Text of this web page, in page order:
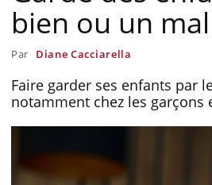
bien ou un mal
Par Diane Cacciarella
Faire garder ses enfants par
notamment chez les